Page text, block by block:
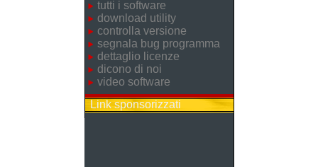
tutti i software
download utility
controlla versione
segnala bug programma
dettaglio licenze
dicono di noi
video software
Link sponsorizzati